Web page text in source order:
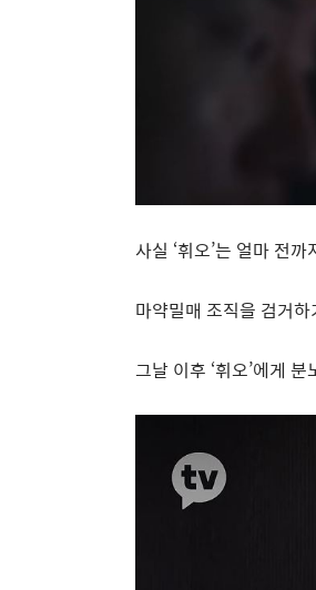
사실 ‘휘오’는 얼마 전까
마약밀매 조직을 검거
그날 이후 ‘휘오’에게 분